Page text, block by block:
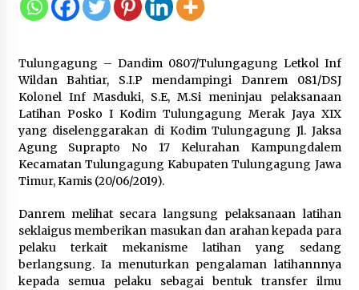
9 Agustus 2026
Wagub Malut Apresiasi
Pendampingan Layanan Hukum
Gratis, Kakanwil: Pencatatan Hak
Cipta Musik Kini Rp0
9 Agustus 2026
Kemenkum Malut Semarakkan HUT
RI dan Hari Pengayoman ke-81
melalui Fun Walk di Ternate
9 Agustus 2026
Tulungagung – Dandim 0807/Tulungagung Letkol Inf
Wildan Bahtiar, S.I.P mendampingi Danrem 081/DSJ
Kolonel Inf Masduki, S.E, M.Si meninjau pelaksanaan
Latihan Posko I Kodim Tulungagung Merak Jaya XIX
yang diselenggarakan di Kodim Tulungagung Jl. Jaksa
Agung Suprapto No 17 Kelurahan Kampungdalem
Kecamatan Tulungagung Kabupaten Tulungagung Jawa
Timur, Kamis (20/06/2019).
Danrem melihat secara langsung pelaksanaan latihan
seklaigus memberikan masukan dan arahan kepada para
pelaku terkait mekanisme latihan yang sedang
berlangsung. Ia menuturkan pengalaman latihannnya
kepada semua pelaku sebagai bentuk transfer ilmu